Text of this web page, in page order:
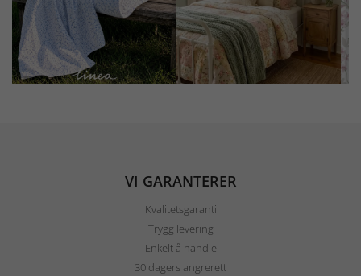
VI GARANTERER
Kvalitetsgaranti
Trygg levering
Enkelt å handle
30 dagers angrerett